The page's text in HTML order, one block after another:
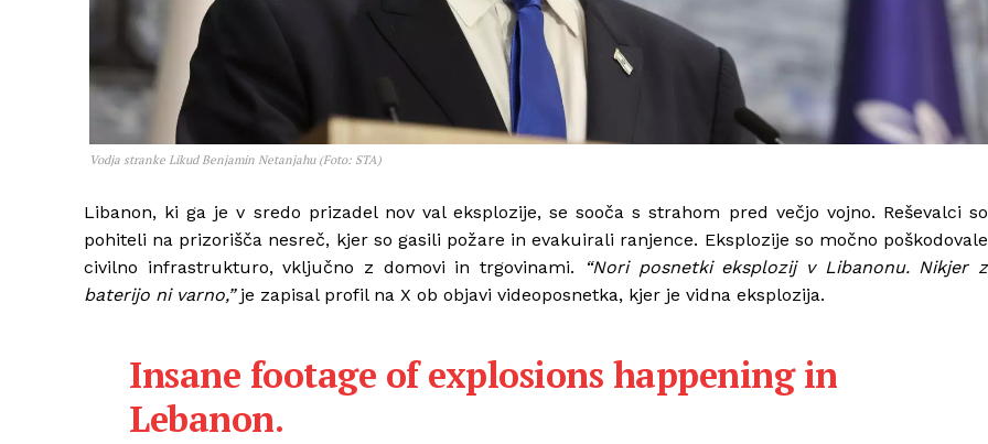
Vodja stranke Likud Benjamin Netanjahu (Foto: STA)
Libanon, ki ga je v sredo prizadel nov val eksplozije, se sooča s strahom pred večjo vojno. Reševalci so
pohiteli na prizorišča nesreč, kjer so gasili požare in evakuirali ranjence. Eksplozije so močno poškodovale
civilno infrastrukturo, vključno z domovi in ​​trgovinami.
“Nori posnetki eksplozij v Libanonu. Nikjer z
baterijo ni varno,”je zapisal profil na X ob objavi videoposnetka, kjer je vidna eksplozija.
Insane footage of explosions happening in
Lebanon.